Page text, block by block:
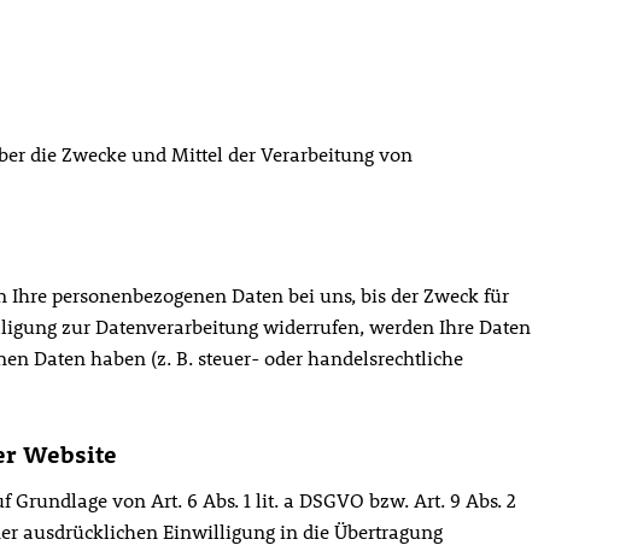
die Zwecke und Mittel der Verarbeitung von
personenbezogenen Daten bei uns, bis der Zweck für
zur Datenverarbeitung widerrufen, werden Ihre Daten
Daten haben (z. B. steuer- oder handelsrechtliche
Website
von Art. 6 Abs. 1 lit. a DSGVO bzw. Art. 9 Abs. 2
ausdrücklichen Einwilligung in die Übertragung